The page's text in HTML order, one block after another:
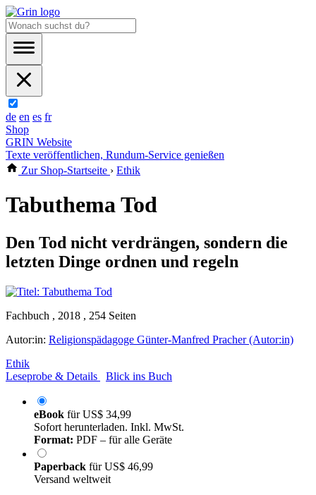
de en es fr
Shop
GRIN Website
Texte veröffentlichen, Rundum-Service genießen
Zur Shop-Startseite › Ethik
Tabuthema Tod
Den Tod nicht verdrängen, sondern die
letzten Dinge ordnen und regeln
Fachbuch , 2018 , 254 Seiten
Autor:in: Religionspädagoge Günter-Manfred Pracher (Autor:in)
Ethik
Leseprobe & Details
Blick ins Buch
eBook fürUS$ 34,99
Sofort herunterladen. Inkl. MwSt.
Format: PDF – für alle Geräte
Paperback fürUS$ 46,99
Versand weltweit